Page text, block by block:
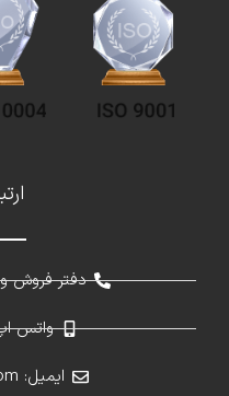
دفتر فروش و
واتس اپ:
ایمیل: info@zdesign1.com